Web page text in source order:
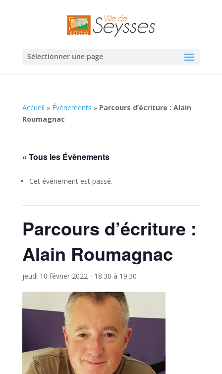
Sélectionner une page
Accueil » Évènements » Parcours d’écriture : Alain
Roumagnac
« Tous les Évènements
Cet évènement est passé.
Parcours d’écriture :
Alain Roumagnac
jeudi 10 février 2022 - 18:30 à 19:30